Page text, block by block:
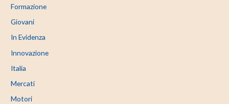
Formazione
Giovani
In Evidenza
Innovazione
Italia
Mercati
Motori